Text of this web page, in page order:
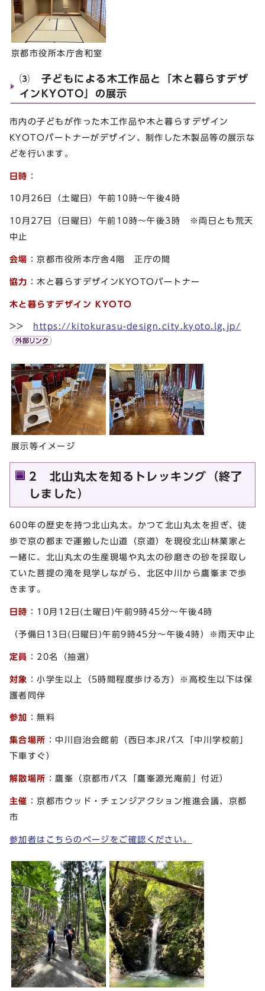
京都市役所本庁舎和室
⑶ 子どもによる木工作品と「木と暮らすデザ
インKYOTO」の展示
市内の子どもが作った木工作品や木と暮らすデザイン
KYOTOパートナーがデザイン、制作した木製品等の展示な
どを行います。
日時 ：
10月26日（土曜日）午前10時～午後4時
10月27日（日曜日）午前10時～午後3時 ※両日とも荒天
中止
会場 ：京都市役所本庁舎4階 正庁の間
協力 ：木と暮らすデザインKYOTOパートナー
木と暮らすデザイン KYOTO
>> https://kitokurasu-design.city.kyoto.lg.jp/
展示等イメージ
2 北山丸太を知るトレッキング（終了
しました）
600年の歴史を持つ北山丸太。かつて北山丸太を担ぎ、徒
歩で京の都まで運搬した山道（京道）を現役北山林業家と
一緒に、北山丸太の生産現場や丸太の砂磨きの砂を採取し
ていた菩提の滝を見学しながら、北区中川から鷹峯まで歩
きます。
日時 ：10月12日(土曜日)午前9時45分～午後4時
（予備日13日(日曜日)午前9時45分～午後4時）※雨天中止
定員 ：20名（抽選）
対象 ：小学生以上（5時間程度歩ける方）※高校生以下は保
護者同伴
参加 ：無料
集合場所 ：中川自治会館前（西日本JRバス「中川学校前」
下車すぐ）
解散場所 ：鷹峯（京都市バス「鷹峯源光庵前」付近）
主催 ：京都市ウッド・チェンジアクション推進会議、京都
市
参加者はこちらのページをご確認ください。